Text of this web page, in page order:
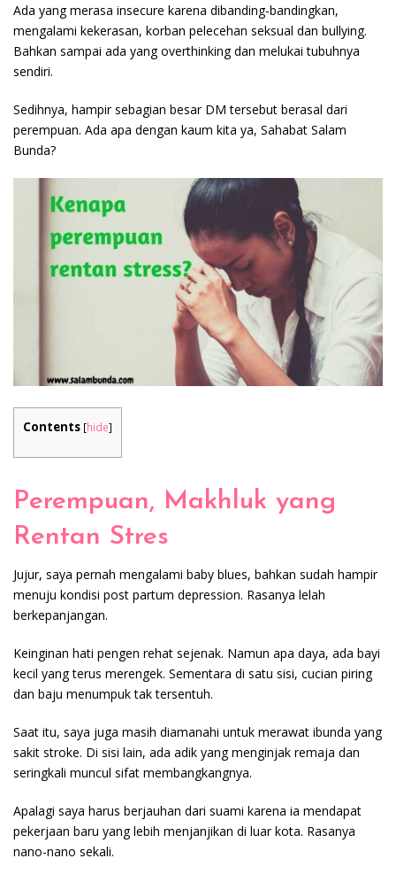
Ada yang merasa insecure karena dibanding-bandingkan,
mengalami kekerasan, korban pelecehan seksual dan bullying.
Bahkan sampai ada yang overthinking dan melukai tubuhnya
sendiri.
Sedihnya, hampir sebagian besar DM tersebut berasal dari
perempuan. Ada apa dengan kaum kita ya, Sahabat Salam
Bunda?
Contents [hide]
Perempuan, Makhluk yang
Rentan Stres
Jujur, saya pernah mengalami baby blues, bahkan sudah hampir
menuju kondisi post partum depression. Rasanya lelah
berkepanjangan.
Keinginan hati pengen rehat sejenak. Namun apa daya, ada bayi
kecil yang terus merengek. Sementara di satu sisi, cucian piring
dan baju menumpuk tak tersentuh.
Saat itu, saya juga masih diamanahi untuk merawat ibunda yang
sakit stroke. Di sisi lain, ada adik yang menginjak remaja dan
seringkali muncul sifat membangkangnya.
Apalagi saya harus berjauhan dari suami karena ia mendapat
pekerjaan baru yang lebih menjanjikan di luar kota. Rasanya
nano-nano sekali.